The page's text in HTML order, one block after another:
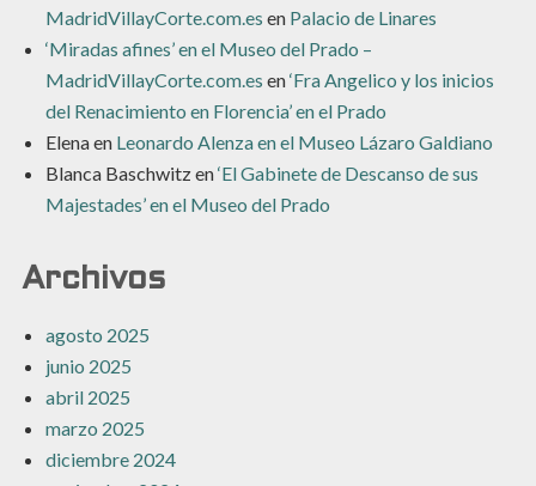
MadridVillayCorte.com.es en Palacio de Linares
‘Miradas afines’ en el Museo del Prado –
MadridVillayCorte.com.es en‘Fra Angelico y los inicios
del Renacimiento en Florencia’ en el Prado
Elenaen Leonardo Alenza en el Museo Lázaro Galdiano
Blanca Baschwitzen‘El Gabinete de Descanso de sus
Majestades’ en el Museo del Prado
Archivos
agosto 2025
junio 2025
abril 2025
marzo 2025
diciembre 2024